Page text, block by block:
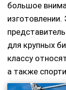
большое
для крупных
классу
а также